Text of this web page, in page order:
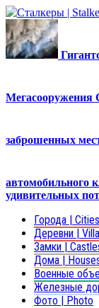
заброшенных
автомобильного
удивительных
Города | Cities
Деревни |
Замки |
Дома |
Военные
Железные
Фото | Photo